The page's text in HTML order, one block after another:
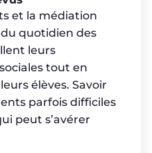
et la médiation
quotidien des
leurs
tout en
élèves. Savoir
parfois difficiles
peut s’avérer